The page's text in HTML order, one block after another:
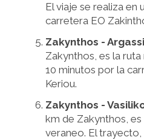
El viaje se realiza en
carretera EO
Zakynthos - Argassi
Zakynthos, es la
10 minutos por la
Keriou.
Zakynthos -
km de Zakynthos,
veraneo. El trayecto,